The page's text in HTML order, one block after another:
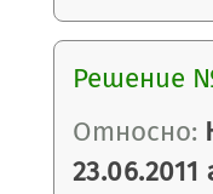
Решение
Относно: